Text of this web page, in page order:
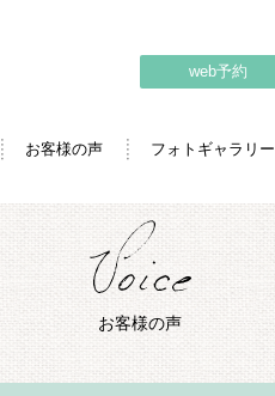
お客様の声 フォトギャラリー
web予約
お客様の声